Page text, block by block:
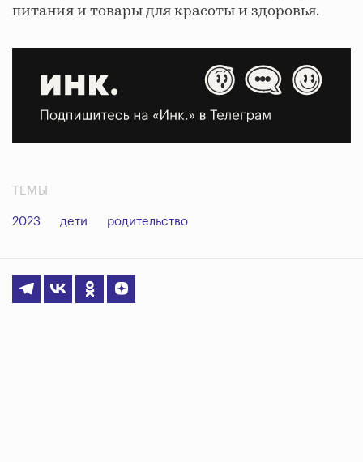
питания и товары для красоты и здоровья.
ТЕМЫ
2023 дети родительство